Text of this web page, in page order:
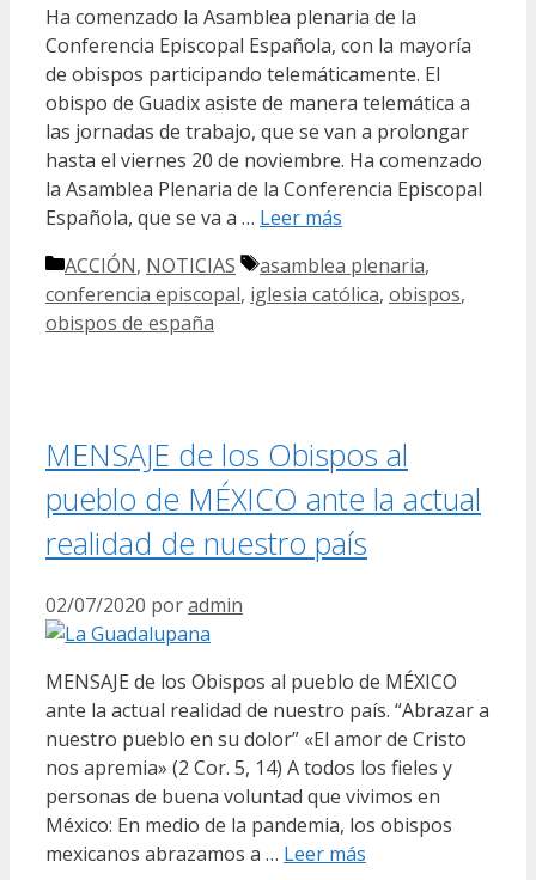
Ha comenzado la Asamblea plenaria de la
Conferencia Episcopal Española, con la mayoría
de obispos participando telemáticamente. El
obispo de Guadix asiste de manera telemática a
las jornadas de trabajo, que se van a prolongar
hasta el viernes 20 de noviembre. Ha comenzado
la Asamblea Plenaria de la Conferencia Episcopal
Española, que se va a … Leer más
Categorías
ACCIÓN, NOTICIAS Etiquetas
asamblea plenaria,
conferencia episcopal, iglesia católica, obispos,
obispos de españa
MENSAJE de los Obispos al
pueblo de MÉXICO ante la actual
realidad de nuestro país
02/07/2020 poradmin
MENSAJE de los Obispos al pueblo de MÉXICO
ante la actual realidad de nuestro país. “Abrazar a
nuestro pueblo en su dolor” «El amor de Cristo
nos apremia» (2 Cor. 5, 14) A todos los fieles y
personas de buena voluntad que vivimos en
México: En medio de la pandemia, los obispos
mexicanos abrazamos a … Leer más